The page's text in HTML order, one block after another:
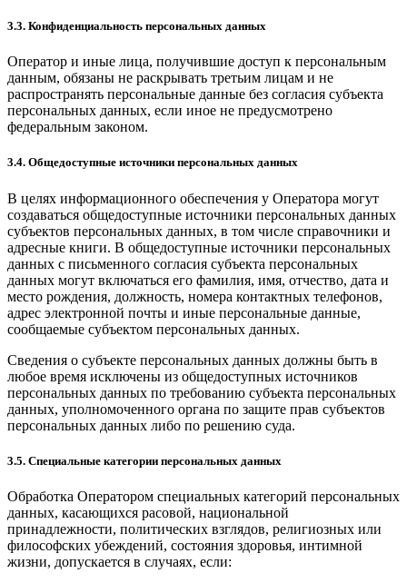
3.3. Конфиденциальность персональных данных
Оператор и иные лица, получившие доступ к персональным
данным, обязаны не раскрывать третьим лицам и не
распространять персональные данные без согласия субъекта
персональных данных, если иное не предусмотрено
федеральным законом.
3.4. Общедоступные источники персональных данных
В целях информационного обеспечения у Оператора могут
создаваться общедоступные источники персональных данных
субъектов персональных данных, в том числе справочники и
адресные книги. В общедоступные источники персональных
данных с письменного согласия субъекта персональных
данных могут включаться его фамилия, имя, отчество, дата и
место рождения, должность, номера контактных телефонов,
адрес электронной почты и иные персональные данные,
сообщаемые субъектом персональных данных.
Сведения о субъекте персональных данных должны быть в
любое время исключены из общедоступных источников
персональных данных по требованию субъекта персональных
данных, уполномоченного органа по защите прав субъектов
персональных данных либо по решению суда.
3.5. Специальные категории персональных данных
Обработка Оператором специальных категорий персональных
данных, касающихся расовой, национальной
принадлежности, политических взглядов, религиозных или
философских убеждений, состояния здоровья, интимной
жизни, допускается в случаях, если: